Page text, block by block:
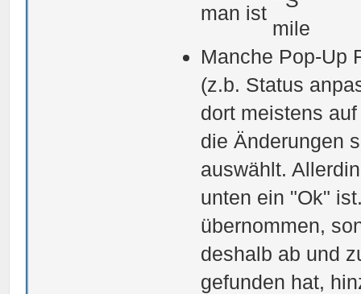
man ist
Manche Pop-Up
(z.b. Status
dort meistens
die Änderungen
auswählt.
unten ein "Ok"
übernommen,
deshalb ab und
gefunden hat,